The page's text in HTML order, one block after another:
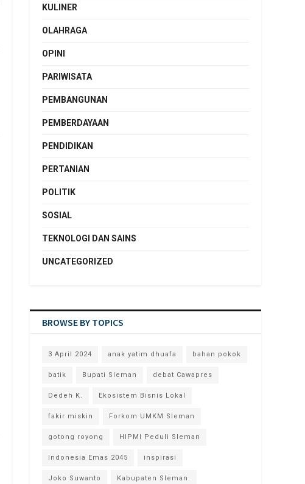
KULINER
OLAHRAGA
OPINI
PARIWISATA
PEMBANGUNAN
PEMBERDAYAAN
PENDIDIKAN
PERTANIAN
POLITIK
SOSIAL
TEKNOLOGI DAN SAINS
UNCATEGORIZED
BROWSE BY TOPICS
3 April 2024 anak yatim dhuafa bahan pokok
batik Bupati Sleman debat Cawapres
Dedeh K. Ekosistem Bisnis Lokal
fakir miskin Forkom UMKM Sleman
gotong royong HIPMI Peduli Sleman
Indonesia Emas 2045 inspirasi
Joko Suwanto Kabupaten Sleman.